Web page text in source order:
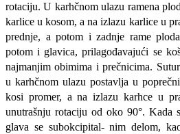
rotaciju. U karhčnom ulazu ramena
karlice u kosom, a na izlazu karlice u
prednje, a potom i zadnje rame
potom i glavica, prilagođavajući se
najmanjim obimima i prečnicima.
u karhčnom ulazu postavlja u
kosi promer, a na izlazu karhce u
unutrašnju rotaciju od oko 90°. Kada
glava se subokcipital- nim delom,